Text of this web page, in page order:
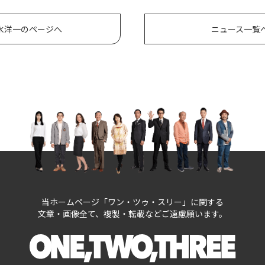
洋一のページへ ニュース一覧
当ホームページ「ワン・ツゥ・スリー」に関する
文章・画像全て、複製・転載などご遠慮願います。